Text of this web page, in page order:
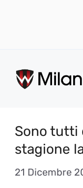
contenuto
Sono tutti
stagione
21 Dicembre